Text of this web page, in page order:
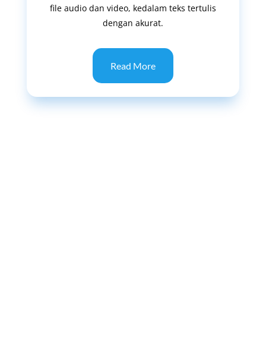
file audio dan video, kedalam teks tertulis
dengan akurat.
Read More